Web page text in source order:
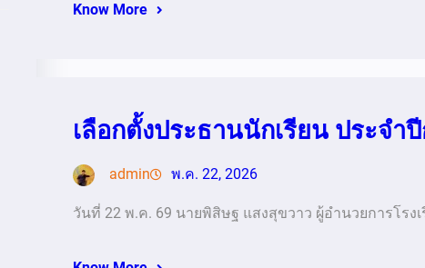
Know More
เลือกตั้งประธานนักเรียน ประจำ
admin พ.ค. 22, 2026
วันที่ 22 พ.ค. 69 นายพิสิษฐ แสงสุขวาว ผู้อำนวยการโรงเ